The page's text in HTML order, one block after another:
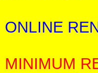
ONLINE
MINIMUM